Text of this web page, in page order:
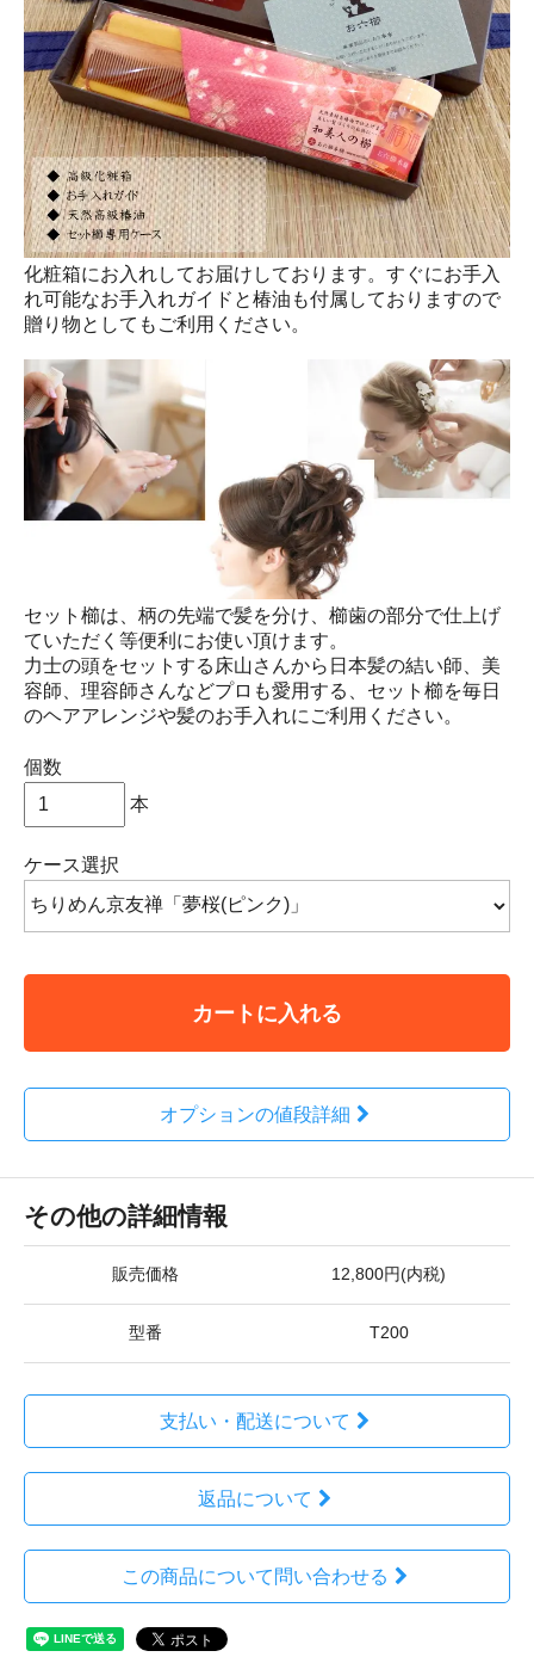
化粧箱にお入れしてお届けしております。すぐにお手入
れ可能なお手入れガイドと椿油も付属しておりますので
贈り物としてもご利用ください。
セット櫛は、柄の先端で髪を分け、櫛歯の部分で仕上げ
ていただく等便利にお使い頂けます。
力士の頭をセットする床山さんから日本髪の結い師、美
容師、理容師さんなどプロも愛用する、セット櫛を毎日
のヘアアレンジや髪のお手入れにご利用ください。
個数
本
ケース選択
カートに入れる
オプションの値段詳細
その他の詳細情報
販売価格 12,800円(内税)
型番 T200
支払い・配送について
返品について
この商品について問い合わせる